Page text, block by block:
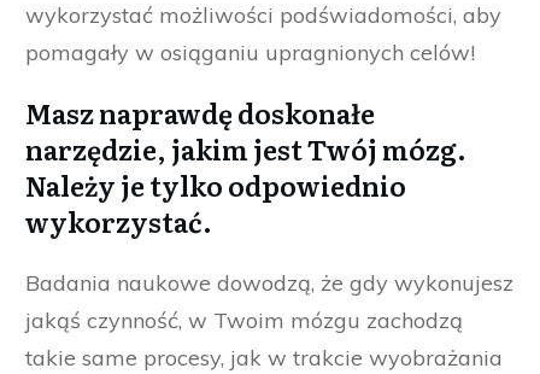
wykorzystać możliwości podświadomości, aby
pomagały w osiąganiu upragnionych celów!
Masz naprawdę doskonałe
narzędzie, jakim jest Twój mózg.
Należy je tylko odpowiednio
wykorzystać.
Badania naukowe dowodzą, że gdy wykonujesz
jakąś czynność, w Twoim mózgu zachodzą
takie same procesy, jak w trakcie wyobrażania